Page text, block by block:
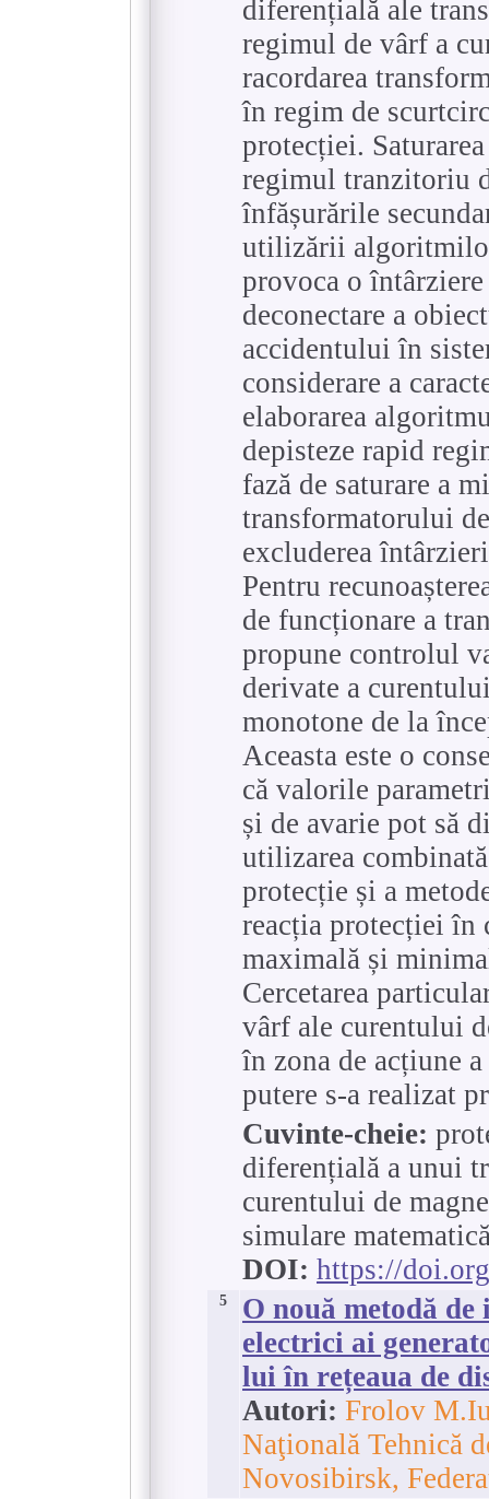
diferențială ale
regimul de vârf a
racordarea
în regim de
protecției.
regimul tranzitoriu
înfășurările
utilizării
provoca o
deconectare a
accidentului în
considerare a
elaborarea
depisteze rapid
fază de saturare a
transformatorului
excluderea
Pentru
de funcționare a
propune controlul
derivate a
monotone de la
Aceasta este o
că valorile
și de avarie pot să
utilizarea
protecție și a
reacția protecției în
maximală și
Cercetarea
vârf ale curentului
în zona de acțiune
putere s-a realizat
Cuvinte-cheie:
diferențială a unui
curentului de
simulare
DOI: https://
5
O nouă metodă
electrici ai
lui în rețeaua de
Autori: Frolov
Naţională Tehnică
Novosibirsk,